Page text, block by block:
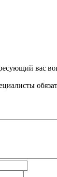
вас